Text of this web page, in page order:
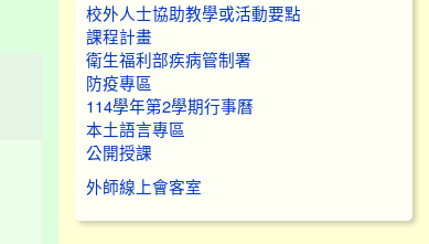
校外人士協助教學或活動要點
課程計畫
衛生福利部疾病管制署
防疫專區
114學年第2學期行事曆
本土語言專區
公開授課
外師線上會客室